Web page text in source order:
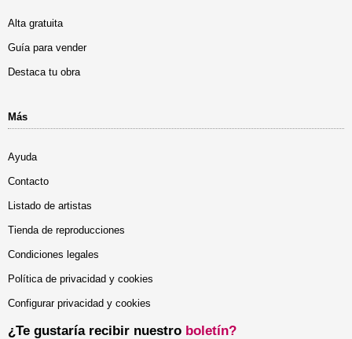
Alta gratuita
Guía para vender
Destaca tu obra
Más
Ayuda
Contacto
Listado de artistas
Tienda de reproducciones
Condiciones legales
Política de privacidad y cookies
Configurar privacidad y cookies
¿Te gustaría recibir nuestro boletín?